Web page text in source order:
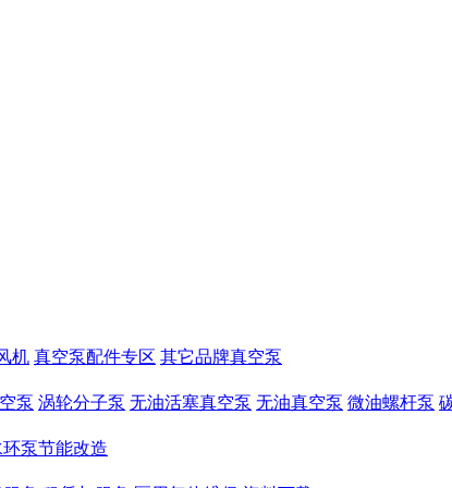
机 真空泵配件专区 其它品牌真空泵
泵 涡轮分子泵 无油活塞真空泵 无油真空泵 微油螺杆泵
环泵节能改造